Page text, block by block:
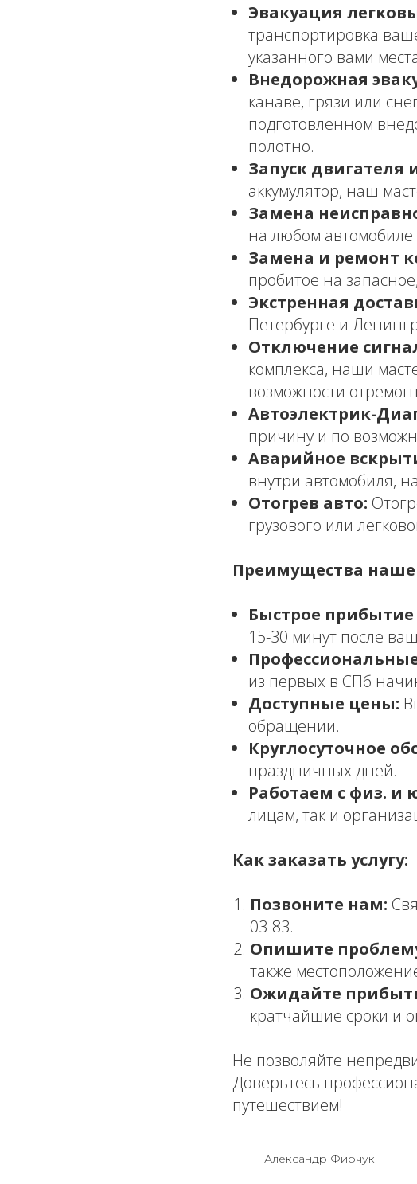
Эвакуация
транспортировка
указанного вами
Внедорожная
канаве, грязи или
подготовленном
полотно.
Запуск двигателя
аккумулятор, наш
Замена
на любом автомобиле
Замена и ремонт
пробитое на
Экстренная
Петербурге и
Отключение
комплекса, наши
возможности
Автоэлектрик-
причину и по
Аварийное
внутри автомобиля,
Отогрев авто:
грузового или
Преимущества
Быстрое прибытие
15-30 минут после
из первых в СПб
Доступные цены:
обращении.
Круглосуточное
праздничных дней.
Работаем с физ. и
лицам, так и
Как заказать услугу:
Позвоните нам:
03-83.
Опишите
также
Ожидайте
кратчайшие сроки и
Не позволяйте
Доверьтесь
путешествием!
Александр Фирчук